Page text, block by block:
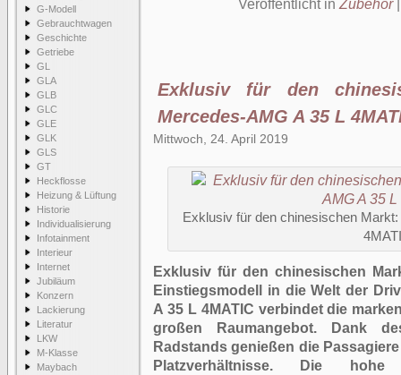
G-Modell
Gebrauchtwagen
Geschichte
Getriebe
GL
GLA
GLB
GLC
GLE
GLK
GLS
GT
Heckflosse
Heizung & Lüftung
Historie
Individualisierung
Infotainment
Interieur
Internet
Jubiläum
Konzern
Lackierung
Literatur
LKW
M-Klasse
Maybach
Veröffentlicht in Zubehör
Exklusiv für den
Mercedes-AMG A 35 L
Mittwoch, 24. April 2019
Exklusiv für den chinesischen
Exklusiv für den chinesischen
Einstiegsmodell in die Welt der
A 35 L 4MATIC verbindet die
großen Raumangebot. Dank
Radstands genießen die
Platzverhältnisse. Die